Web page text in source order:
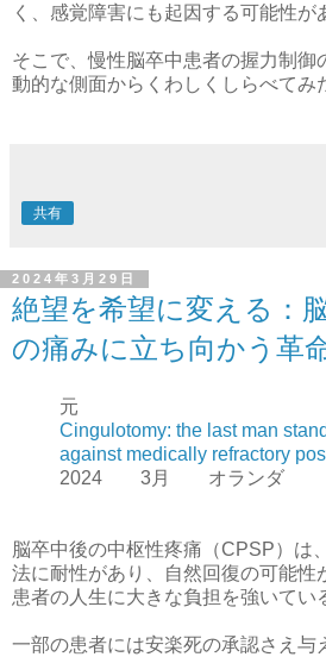
く、感覚障害にも起因する可能性が
そこで、慢性脳卒中患者の握力制御
動的な側面からくわしくしらべてみ
共有
2024年3月29日
絶望を希望に変える：
の痛みに立ち向かう革
元
Cingulotomy: the last man
against medically refractory
2024 3月 オランダ
脳卒中後の中枢性疼痛（CPSP）は
法に耐性があり、自然回復の可能性
患者の人生に大きな負担を強いてい
一部の患者には安楽死の承認さえ与